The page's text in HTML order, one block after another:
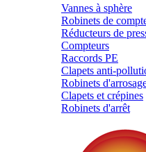
Vannes à sphère
Robinets de
Réducteurs de
Compteurs
Raccords PE
Clapets anti-
Robinets
Clapets et crépines
Robinets d'arrêt